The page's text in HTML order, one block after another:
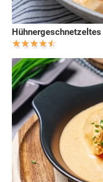
Hühnergeschnetzeltes